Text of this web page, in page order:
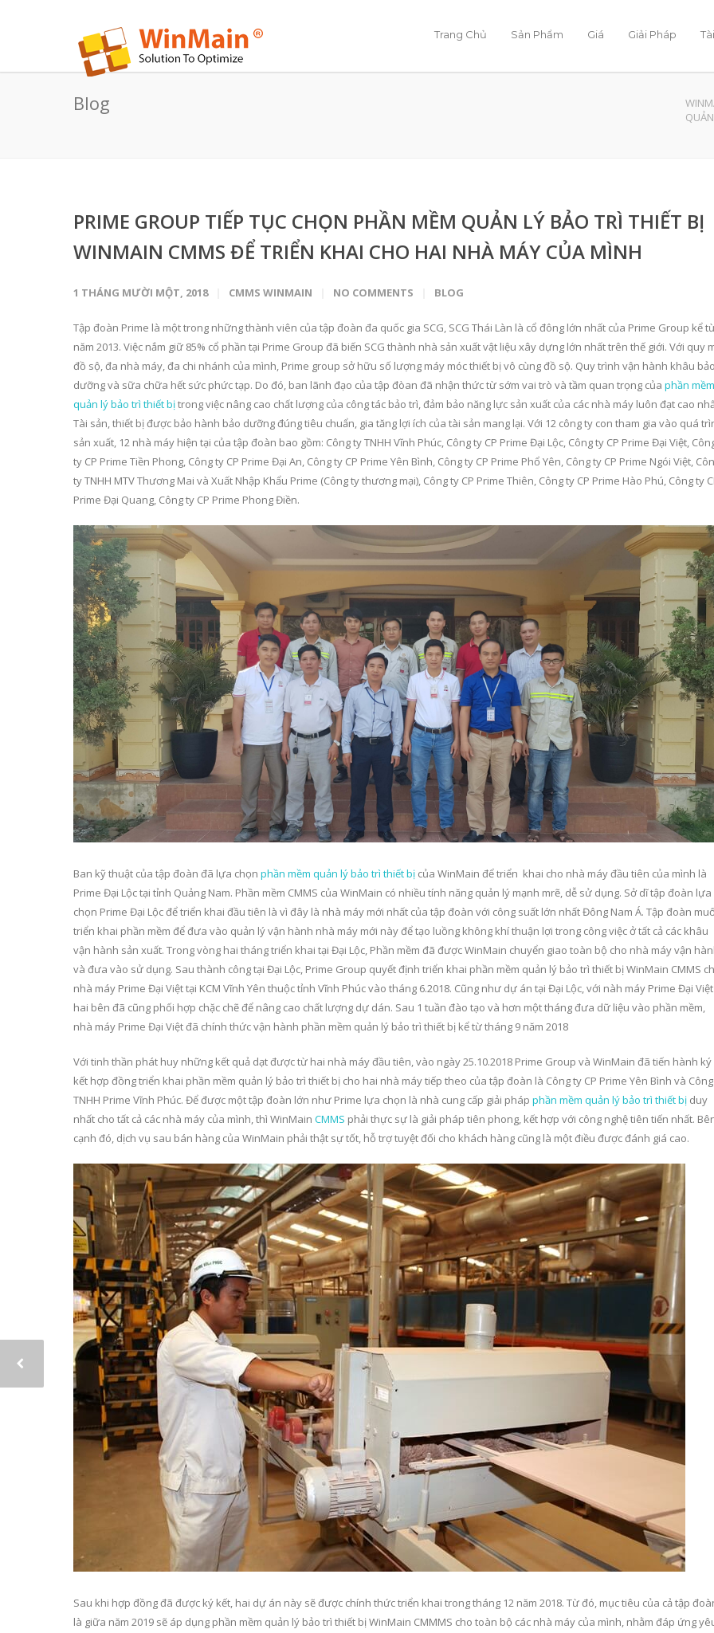
Trang Chủ Sản Phẩm Giá Giải Pháp
Blog
PRIME GROUP TIẾP TỤC CHỌN PHẦN MỀM QUẢN LÝ BẢO TRÌ THIẾT BỊ
WINMAIN CMMS ĐỂ TRIỂN KHAI CHO HAI NHÀ MÁY CỦA MÌNH
1 THÁNG MƯỜI MỘT, 2018 CMMS WINMAIN NO COMMENTS BLOG
Tập đoàn Prime là một trong những thành viên của tập đoàn đa quốc gia SCG, SCG Thái Làn là cổ đông lớn nhất của Prime Group kể
năm 2013. Việc nắm giữ 85% cổ phần tại Prime Group đã biến SCG thành nhà sản xuất vật liệu xây dựng lớn nhất trên thế giới. Với quy
đồ sộ, đa nhà máy, đa chi nhánh của mình, Prime group sở hữu số lượng máy móc thiết bị vô cùng đồ sộ. Quy trình vận hành khâu
dưỡng và sữa chữa hết sức phức tạp. Do đó, ban lãnh đạo của tập đòan đã nhận thức từ sớm vai trò và tầm quan trọng của phần mềm
quản lý bảo trì thiết bịtrong việc nâng cao chất lượng của công tác bảo trì, đảm bảo năng lực sản xuất của các nhà máy luôn đạt cao
Tài sản, thiết bị được bảo hành bảo dưỡng đúng tiêu chuẩn, gia tăng lợi ích của tài sản mang lại. Với 12 công ty con tham gia vào quá
sản xuất, 12 nhà máy hiện tại của tập đoàn bao gồm: Công ty TNHH Vĩnh Phúc, Công ty CP Prime Đại Lộc, Công ty CP Prime Đại Việt,
ty CP Prime Tiền Phong, Công ty CP Prime Đại An, Công ty CP Prime Yên Bình, Công ty CP Prime Phổ Yên, Công ty CP Prime Ngói Việt,
ty TNHH MTV Thương Mai và Xuất Nhập Khẩu Prime (Công ty thương mại), Công ty CP Prime Thiên, Công ty CP Prime Hào Phú, Công ty
Prime Đại Quang, Công ty CP Prime Phong Điền.
Ban kỹ thuật của tập đoàn đã lựa chọn phần mềm quản lý bảo trì thiết bị của WinMain để triển khai cho nhà máy đầu tiên của mình là
Prime Đại Lộc tại tỉnh Quảng Nam. Phần mềm CMMS của WinMain có nhiều tính năng quản lý mạnh mrẽ, dễ sử dụng. Sở dĩ tập đoàn lựa
chọn Prime Đại Lộc để triển khai đầu tiên là vì đây là nhà máy mới nhất của tập đoàn với công suất lớn nhất Đông Nam Á. Tập đoàn
triển khai phần mềm để đưa vào quản lý vận hành nhà máy mới này để tạo luồng không khí thuận lợi trong công việc ở tất cả các khâu
vận hành sản xuất. Trong vòng hai tháng triển khai tại Đại Lộc, Phần mềm đã được WinMain chuyển giao toàn bộ cho nhà máy vận
và đưa vào sử dụng. Sau thành công tại Đại Lộc, Prime Group quyết định triển khai phần mềm quản lý bảo trì thiết bị WinMain CMMS
nhà máy Prime Đại Việt tại KCM Vĩnh Yên thuộc tỉnh Vĩnh Phúc vào tháng 6.2018. Cũng như dự án tại Đại Lộc, với nàh máy Prime Đại Việt
hai bên đã cũng phối hợp chặc chẽ để nâng cao chất lượng dự dán. Sau 1 tuần đào tạo và hơn một tháng đưa dữ liệu vào phần mềm,
nhà máy Prime Đại Việt đã chính thức vận hành phần mềm quản lý bảo trì thiết bị kể từ tháng 9 năm 2018
Với tinh thần phát huy những kết quả dạt được từ hai nhà máy đầu tiên, vào ngày 25.10.2018 Prime Group và WinMain đã tiến hành ký
kết hợp đồng triển khai phần mềm quản lý bảo trì thiết bị cho hai nhà máy tiếp theo của tập đoàn là Công ty CP Prime Yên Bình và
TNHH Prime Vĩnh Phúc. Để được một tập đoàn lớn như Prime lựa chọn là nhà cung cấp giải pháp phần mềm quản lý bảo trì thiết bị duy
nhất cho tất cả các nhà máy của mình, thì WinMain CMMS phải thực sự là giải pháp tiên phong, kết hợp với công nghệ tiên tiến nhất.
cạnh đó, dịch vụ sau bán hàng của WinMain phải thật sự tốt, hỗ trợ tuyệt đối cho khách hàng cũng là một điều được đánh giá cao.
Sau khi hợp đồng đã được ký kết, hai dự án này sẽ được chính thức triển khai trong tháng 12 năm 2018. Từ đó, mục tiêu của cả tập
là giữa năm 2019 sẽ áp dụng phần mềm quản lý bảo trì thiết bị WinMain CMMMS cho toàn bộ các nhà máy của mình, nhằm đáp ứng